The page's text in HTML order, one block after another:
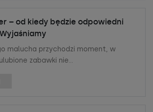
– od kiedy będzie odpowiedni
malucha przychodzi moment, w
zabawki nie...